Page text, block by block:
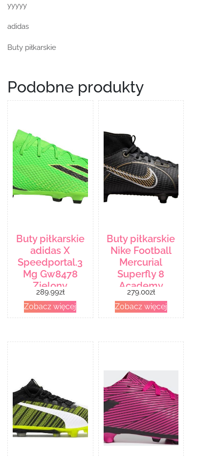
yyyyy
adidas
Buty piłkarskie
Podobne produkty
Buty piłkarskie
adidas X
Speedportal.3
Mg Gw8478
Zielony
289.99zł
Zobacz więcej
Buty piłkarskie
Nike Football
Mercurial
Superfly 8
Academy
Fg/Mg Junior
Dj2854 007
279.00zł
Zobacz więcej